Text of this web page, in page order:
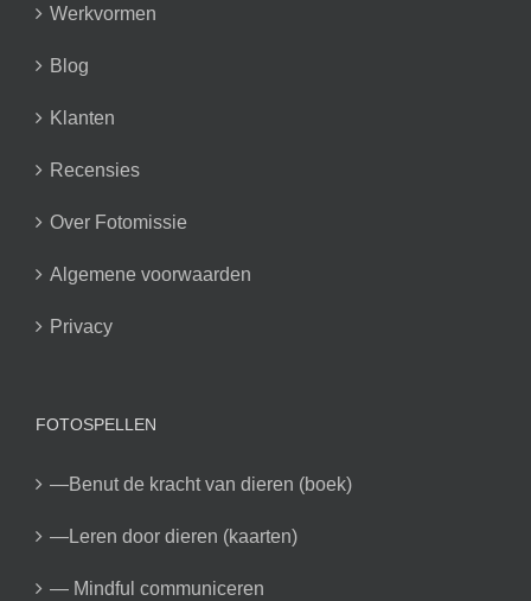
Werkvormen
Blog
Klanten
Recensies
Over Fotomissie
Algemene voorwaarden
Privacy
FOTOSPELLEN
—Benut de kracht van dieren (boek)
—Leren door dieren (kaarten)
— Mindful communiceren